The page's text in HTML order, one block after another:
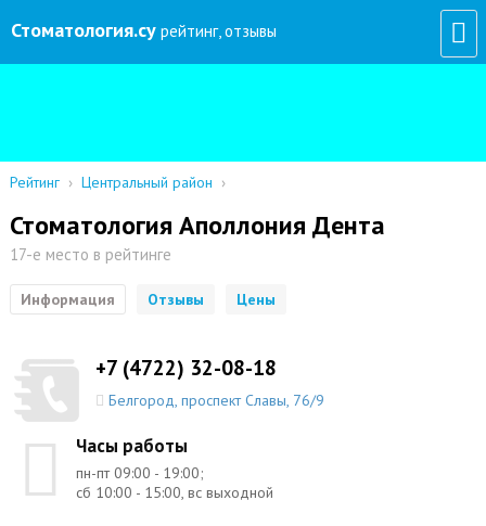
Стоматология.су рейтинг, отзывы
Рейтинг › Центральный район ›
Стоматология Аполлония Дента
17-е место в рейтинге
Информация Отзывы Цены
+7 (4722) 32-08-18
Белгород,проспект Славы, 76/9
Часы работы
пн-пт 09:00 - 19:00;
сб 10:00 - 15:00, вс выходной